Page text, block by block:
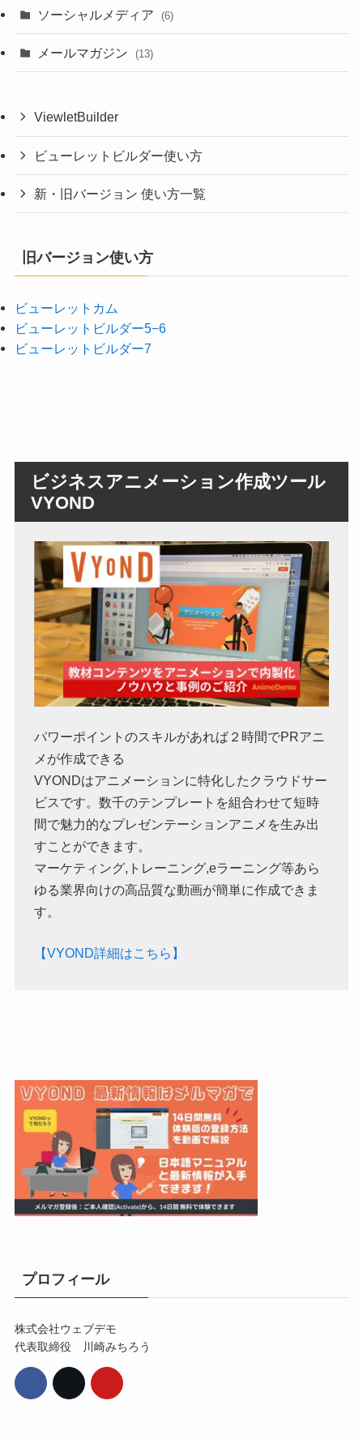
ソーシャルメディア (6)
メールマガジン (13)
ViewletBuilder
ビューレットビルダー使い方
新・旧バージョン 使い方一覧
旧バージョン使い方
ビューレットカム
ビューレットビルダー5−6
ビューレットビルダー7
ビジネスアニメーション作成ツール
VYOND
パワーポイントのスキルがあれば２時間でPRアニ
メが作成できる
VYONDはアニメーションに特化したクラウドサー
ビスです。数千のテンプレートを組合わせて短時
間で魅力的なプレゼンテーションアニメを生み出
すことができます。
マーケティング,トレーニング,eラーニング等あら
ゆる業界向けの高品質な動画が簡単に作成できま
す。
【VYOND詳細はこちら】
プロフィール
株式会社ウェブデモ
代表取締役 川崎みちろう